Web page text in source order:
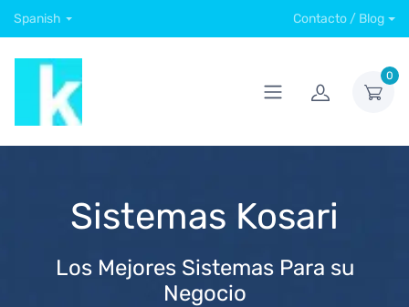
Spanish Contacto / Blog
0
Sistemas Kosari
Los Mejores Sistemas Para su
Negocio